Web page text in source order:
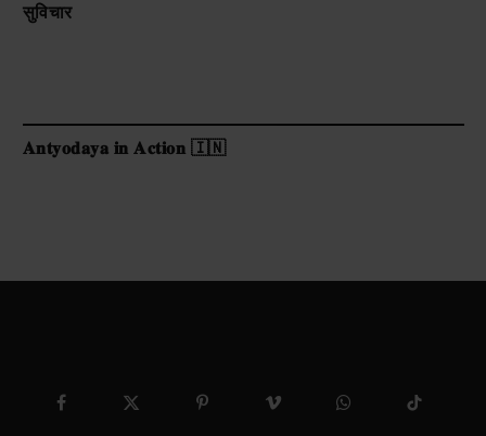
सुविचार
𝐀𝐧𝐭𝐲𝐨𝐝𝐚𝐲𝐚 𝐢𝐧 𝐀𝐜𝐭𝐢𝐨𝐧 🇮🇳
FacebookX
Pinterest Vimeo WhatsAppTikTok